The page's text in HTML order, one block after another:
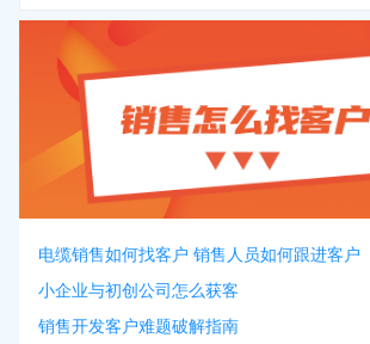
电缆销售如何找客户 销售人员如何跟进客户
小企业与初创公司怎么获客
销售开发客户难题破解指南